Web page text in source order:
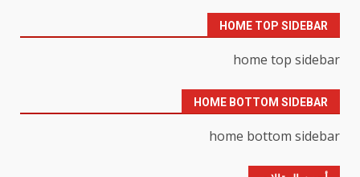
HOME TOP SIDEBAR
home top sidebar
HOME BOTTOM SIDEBAR
home bottom sidebar